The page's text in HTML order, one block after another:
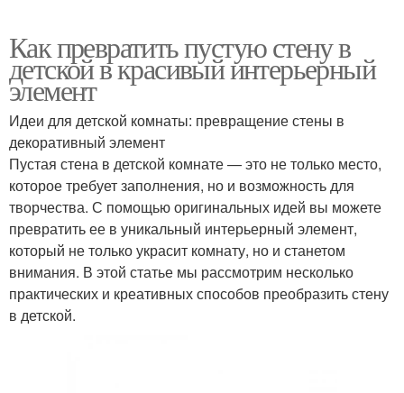
Как превратить пустую стену в
детской в красивый интерьерный
элемент
Идеи для детской комнаты: превращение стены в
декоративный элемент
Пустая стена в детской комнате — это не только место,
которое требует заполнения, но и возможность для
творчества. С помощью оригинальных идей вы можете
превратить ее в уникальный интерьерный элемент,
который не только украсит комнату, но и станетом
внимания. В этой статье мы рассмотрим несколько
практических и креативных способов преобразить стену
в детской.